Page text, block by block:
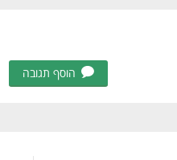
הוסף תגובה